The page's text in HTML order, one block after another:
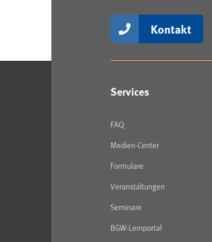
Kontakt
Services
FAQ
Medien-Center
Formulare
Veranstaltungen
Seminare
BGW-Lernportal